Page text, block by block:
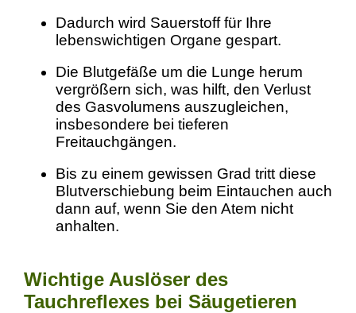
Dadurch wird Sauerstoff für Ihre
lebenswichtigen Organe gespart.
Die Blutgefäße um die Lunge herum
vergrößern sich, was hilft, den Verlust
des Gasvolumens auszugleichen,
insbesondere bei tieferen
Freitauchgängen.
Bis zu einem gewissen Grad tritt diese
Blutverschiebung beim Eintauchen auch
dann auf, wenn Sie den Atem nicht
anhalten.
Wichtige Auslöser des
Tauchreflexes bei Säugetieren